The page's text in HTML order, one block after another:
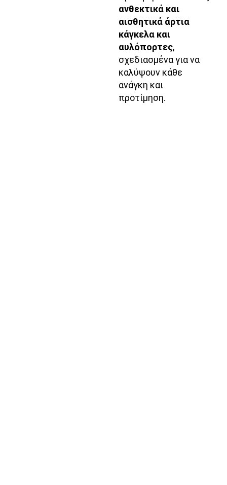
ανθεκτικά και
αισθητικά άρτια
κάγκελα και
αυλόπορτες,
σχεδιασμένα για να
καλύψουν κάθε
ανάγκη και
προτίμηση.